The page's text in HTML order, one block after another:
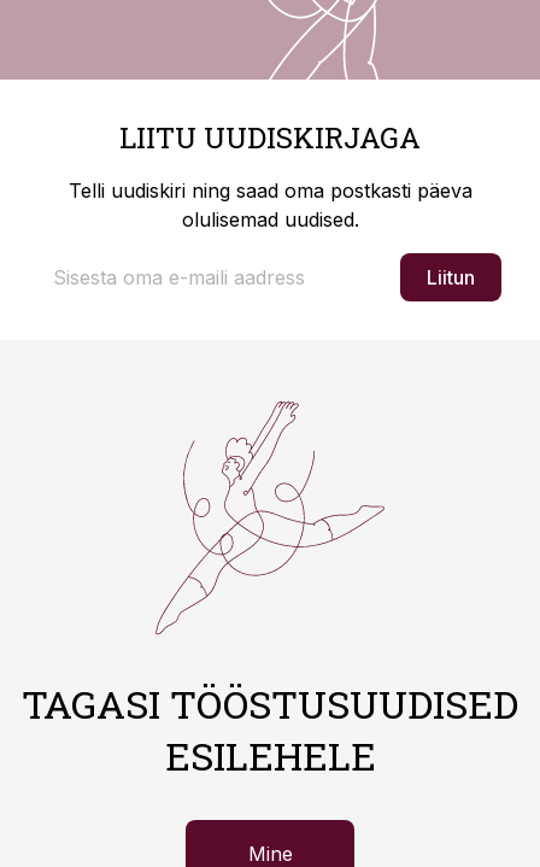
LIITU UUDISKIRJAGA
Telli uudiskiri ning saad oma postkasti päeva
olulisemad uudised.
Liitun
TAGASI TÖÖSTUSUUDISED
ESILEHELE
Mine